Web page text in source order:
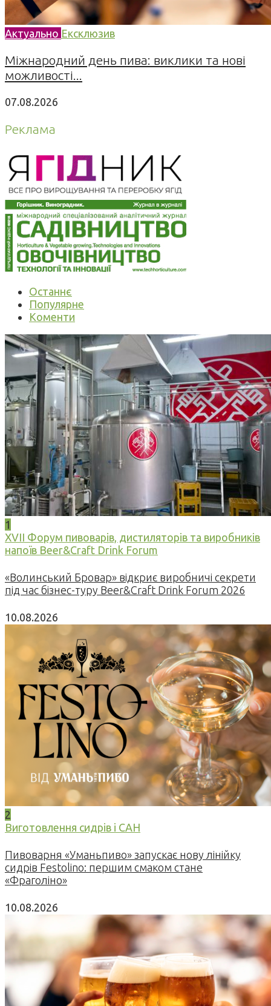
Актуально Ексклюзив
Міжнародний день пива: виклики та нові
можливості...
07.08.2026
Реклама
Останнє
Популярне
Коменти
1
XVII Форум пивоварів, дистиляторів та виробників
напоїв Beer&Craft Drink Forum
«Волинський Бровар» відкриє виробничі секрети
під час бізнес-туру Beer&Craft Drink Forum 2026
10.08.2026
2
Виготовлення сидрів і САН
Пивоварня «Уманьпиво» запускає нову лінійку
сидрів Festolino: першим смаком стане
«Фраголіно»
10.08.2026